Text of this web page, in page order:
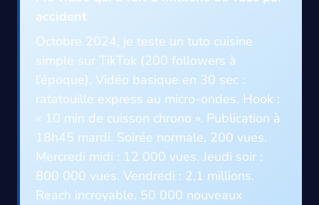
accident
Octobre 2024, je teste un tuto cuisine
simple sur TikTok (200 followers à
l’époque). Vidéo basique en 30 sec :
ratatouille express au micro-ondes. Hook :
« 10 min de cuisson chrono ». Publication à
18h45 mardi. Soirée normale, 200 vues.
Mercredi midi : 12 000 vues. Jeudi soir :
800 000 vues. Vendredi : 2,1 millions.
Reach incroyable, 50 000 nouveaux